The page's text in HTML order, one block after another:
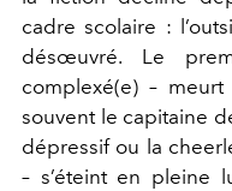
cadre scolaire :
désœuvré. Le
complexé(e) –
souvent le capitaine
dépressif ou la
– s’éteint en pleine